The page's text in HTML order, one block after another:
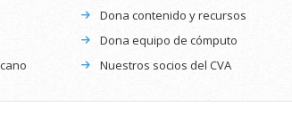
Dona contenido y recursos
Dona equipo de cómputo
Nuestros socios del CVA